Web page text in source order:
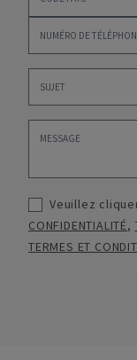
Veuillez
CONFIDENTIALITÉ,
TERMES ET